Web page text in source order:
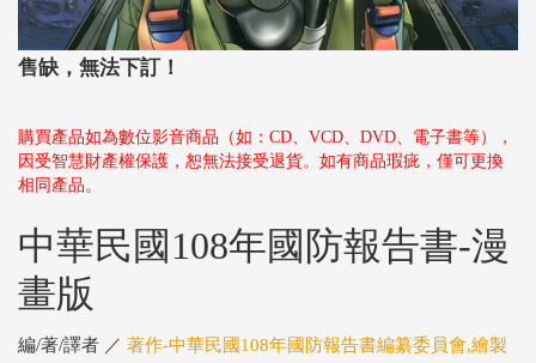
售缺，無法下訂！
購買產品如為數位影音商品（如：CD、VCD、DVD、電子書等），
因受智慧財產權保護，恕無法接受退貨。如有商品瑕疵，僅可更換
相同產品。
中華民國108年國防報告書-漫
畫版
編/著/譯者 ／ 著作-中華民國108年國防報告書編纂委員會,繪製